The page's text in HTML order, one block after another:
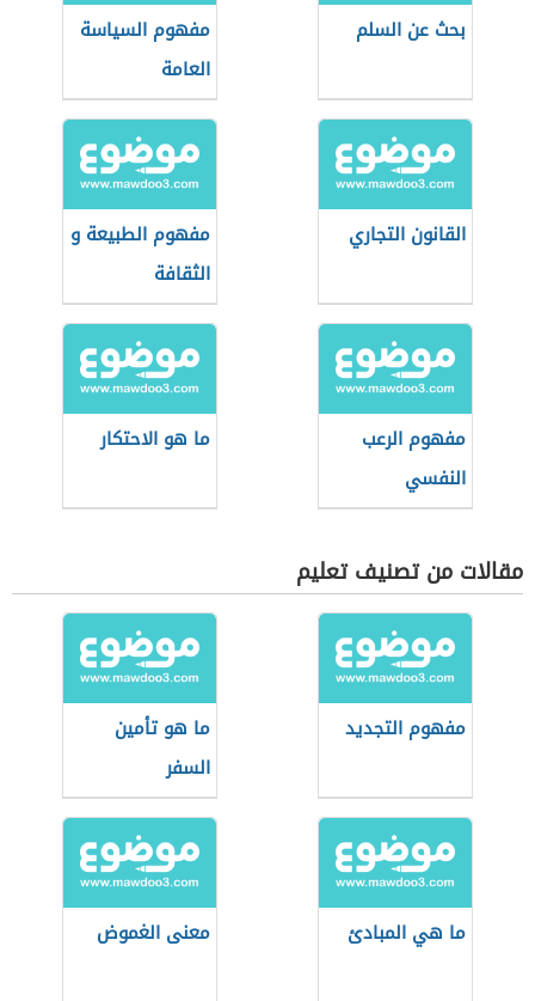
بحث عن السلم
مفهوم السياسة
العامة
القانون التجاري
مفهوم الطبيعة و
الثقافة
مفهوم الرعب
النفسي
ما هو الاحتكار
مقالات من تصنيف تعليم
مفهوم التجديد
ما هو تأمين
السفر
ما هي المبادئ معنى الغموض